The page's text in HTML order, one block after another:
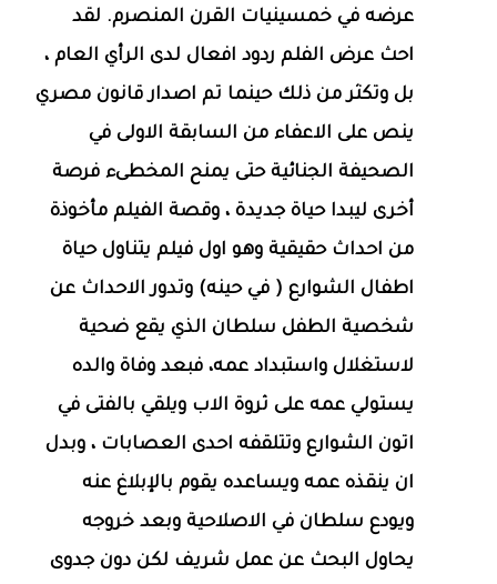
عرضه في خمسينيات القرن المنصرم. لقد
احث عرض الفلم ردود افعال لدى الرأي العام ،
بل وتكثر من ذلك حينما تم اصدار قانون مصري
ينص على الاعفاء من السابقة الاولى في
الصحيفة الجنائية حتى يمنح المخطىء فرصة
أخرى ليبدا حياة جديدة ، وقصة الفيلم مأخوذة
من احداث حقيقية وهو اول فيلم يتناول حياة
اطفال الشوارع ( في حينه) وتدور الاحداث عن
شخصية الطفل سلطان الذي يقع ضحية
لاستغلال واستبداد عمه، فبعد وفاة والده
يستولي عمه على ثروة الاب ويلقي بالفتى في
اتون الشوارع وتتلقفه احدى العصابات ، وبدل
ان ينقذه عمه ويساعده يقوم بالإبلاغ عنه
ويودع سلطان في الاصلاحية وبعد خروجه
يحاول البحث عن عمل شريف لكن دون جدوى